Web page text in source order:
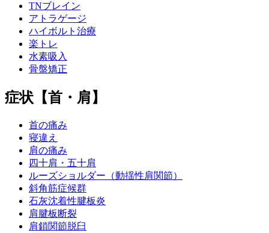
TNブレイン
アトラゲージ
ハイボルト治療
楽トレ
水素吸入
骨盤矯正
症状【首・肩】
首の痛み
寝違え
肩の痛み
四十肩・五十肩
ルーズショルダー（動揺性肩関節）
斜角筋症候群
石灰沈着性腱板炎
肩腱板断裂
肩鎖関節脱臼